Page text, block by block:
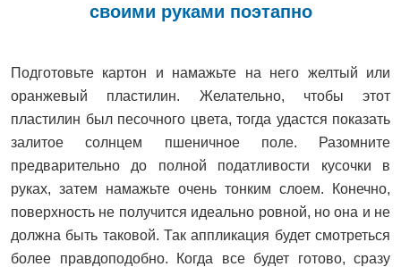
своими руками поэтапно
Подготовьте картон и намажьте на него желтый или
оранжевый пластилин. Желательно, чтобы этот
пластилин был песочного цвета, тогда удастся показать
залитое солнцем пшеничное поле. Разомните
предварительно до полной податливости кусочки в
руках, затем намажьте очень тонким слоем. Конечно,
поверхность не получится идеально ровной, но она и не
должна быть таковой. Так аппликация будет смотреться
более правдоподобно. Когда все будет готово, сразу